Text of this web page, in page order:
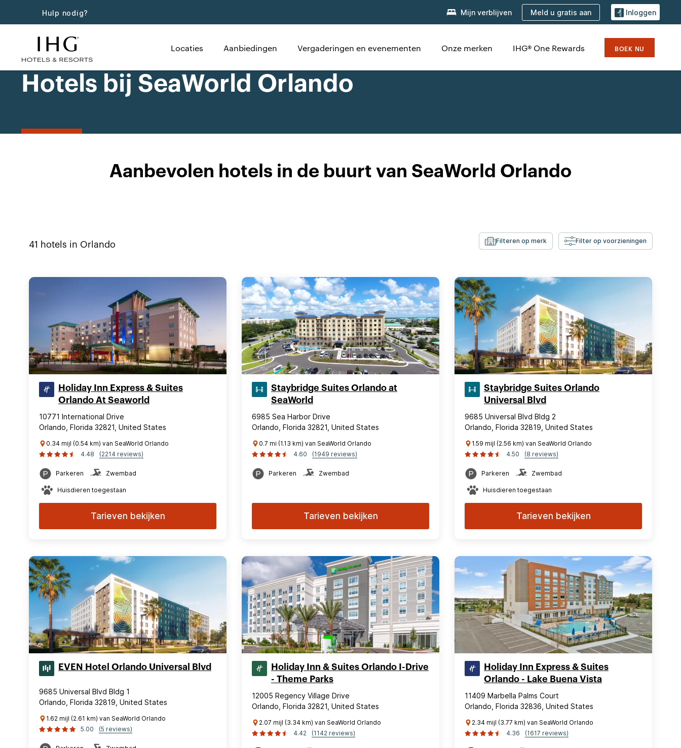
Hulp nodig? Mijn verblijven Meld u gratis aan Inloggen
Locaties Aanbiedingen Vergaderingen en evenementen Onze merken IHG® One Rewards BOEK NU
Hotels bij SeaWorld Orlando
Aanbevolen hotels in de buurt van SeaWorld Orlando
41 hotels in Orlando Filteren op merk Filter op voorzieningen
Holiday Inn Express & Suites
Orlando At Seaworld
10771 International Drive
Orlando, Florida 32821, United States
0.34 mijl (0.54 km) van SeaWorld Orlando
4.48
(2214 reviews)
Parkeren Zwembad
Huisdieren toegestaan
Tarieven bekijken
Staybridge Suites Orlando at
SeaWorld
6985 Sea Harbor Drive
Orlando, Florida 32821, United States
0.7 mi (1.13 km) van SeaWorld Orlando
4.60
(1949 reviews)
Parkeren Zwembad
Tarieven bekijken
Staybridge Suites Orlando
Universal Blvd
9685 Universal Blvd Bldg 2
Orlando, Florida 32819, United States
1.59 mijl (2.56 km) van SeaWorld Orlando
4.50
(8 reviews)
Parkeren Zwembad
Huisdieren toegestaan
Tarieven bekijken
EVEN Hotel Orlando Universal Blvd
9685 Universal Blvd Bldg 1
Orlando, Florida 32819, United States
1.62 mijl (2.61 km) van SeaWorld Orlando
5.00
(5 reviews)
Holiday Inn & Suites Orlando I-Drive
- Theme Parks
12005 Regency Village Drive
Orlando, Florida 32821, United States
2.07 mijl (3.34 km) van SeaWorld Orlando
4.42
(1142 reviews)
Holiday Inn Express & Suites
Orlando - Lake Buena Vista
11409 Marbella Palms Court
Orlando, Florida 32836, United States
2.34 mijl (3.77 km) van SeaWorld Orlando
4.36
(1617 reviews)